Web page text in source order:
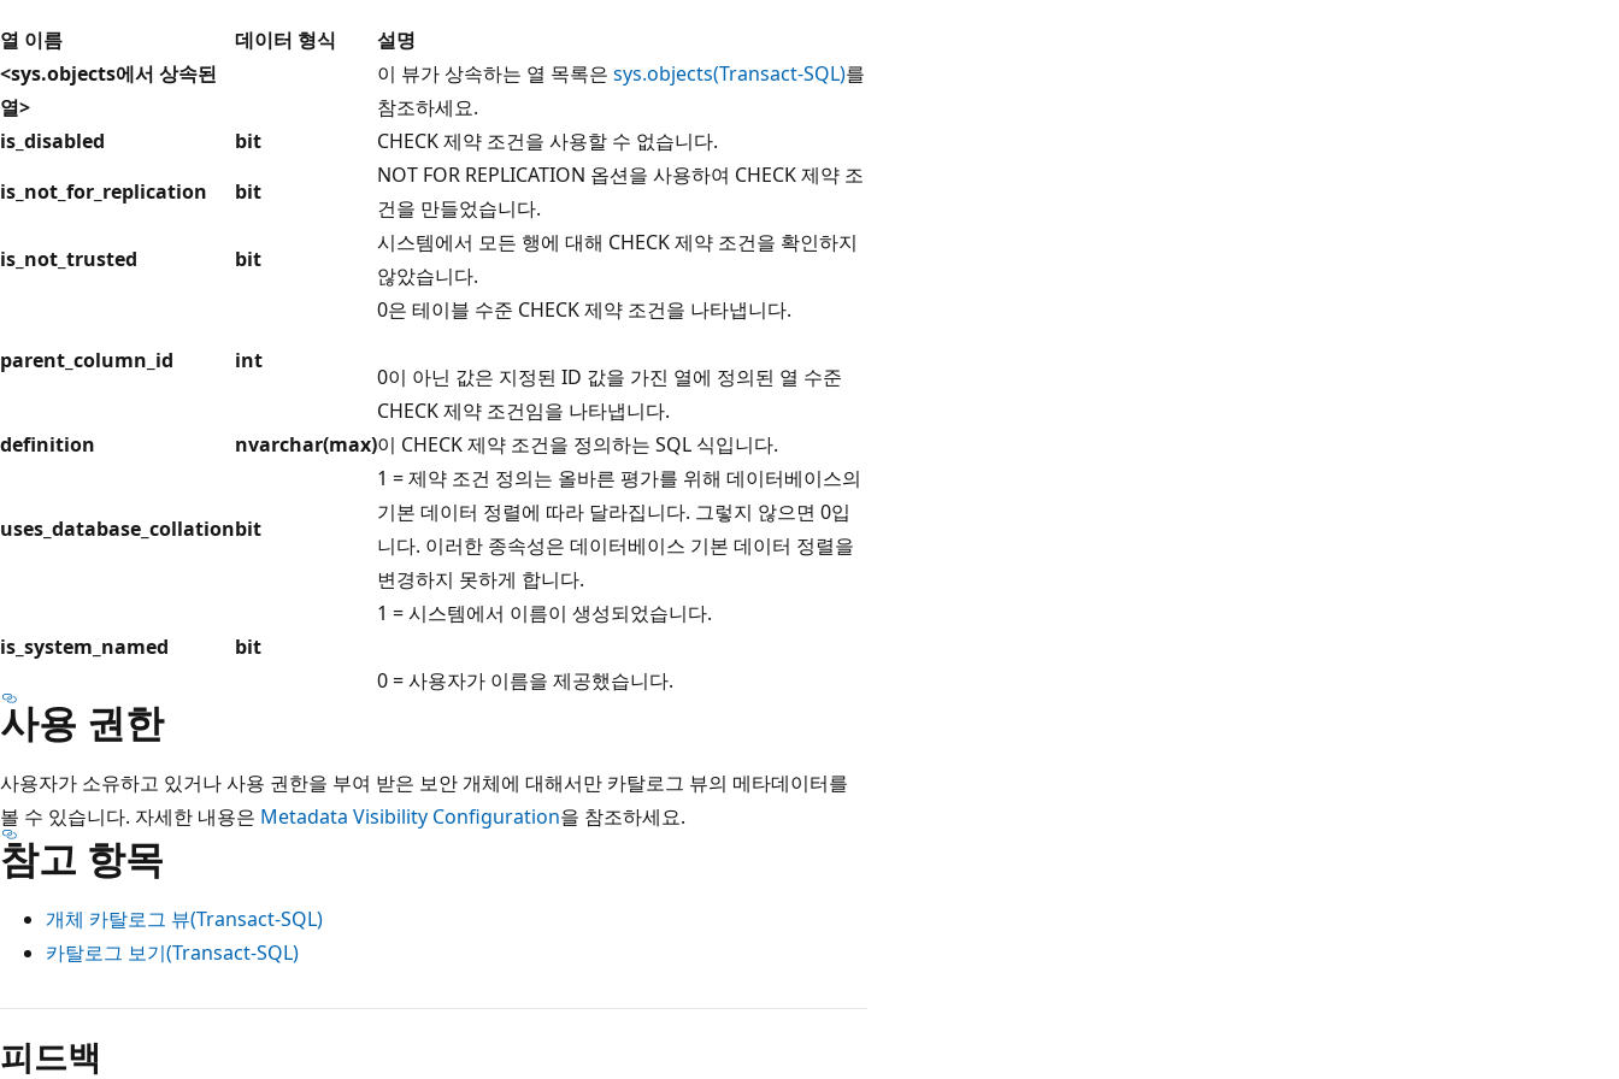
열 이름 데이터 형식
설명
<sys.objects에서 상속된
열>
이 뷰가 상속하는 열 목록은 sys.objects(Transact-SQL)를
참조하세요.
is_disabled
bit
CHECK 제약 조건을 사용할 수 없습니다.
is_not_for_replication
bit
NOT FOR REPLICATION 옵션을 사용하여 CHECK 제약 조
건을 만들었습니다.
is_not_trusted
bit
시스템에서 모든 행에 대해 CHECK 제약 조건을 확인하지
않았습니다.
parent_column_id int
0은 테이블 수준 CHECK 제약 조건을 나타냅니다.
0이 아닌 값은 지정된 ID 값을 가진 열에 정의된 열 수준
CHECK 제약 조건임을 나타냅니다.
definition
nvarchar(max)이 CHECK 제약 조건을 정의하는 SQL 식입니다.
uses_database_collationbit
1 = 제약 조건 정의는 올바른 평가를 위해 데이터베이스의
기본 데이터 정렬에 따라 달라집니다. 그렇지 않으면 0입
니다. 이러한 종속성은 데이터베이스 기본 데이터 정렬을
변경하지 못하게 합니다.
is_system_named bit
1 = 시스템에서 이름이 생성되었습니다.
0 = 사용자가 이름을 제공했습니다.
사용 권한
사용자가 소유하고 있거나 사용 권한을 부여 받은 보안 개체에 대해서만 카탈로그 뷰의 메타데이터를
볼 수 있습니다. 자세한 내용은 Metadata Visibility Configuration을 참조하세요.
참고 항목
개체 카탈로그 뷰(Transact-SQL)
카탈로그 보기(Transact-SQL)
피드백